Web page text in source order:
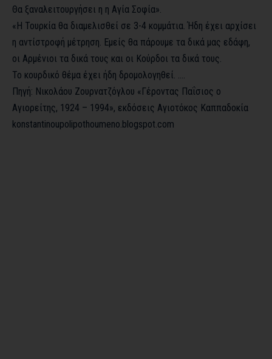
Θα ξαναλειτουργήσει η η Αγία Σοφία».
«Η Τουρκία θα διαμελισθεί σε 3-4 κομμάτια. Ήδη έχει αρχίσει
η αντίστροφή μέτρηση. Εμείς θα πάρουμε τα δικά μας εδάφη,
οι Αρμένιοι τα δικά τους και οι Κούρδοι τα δικά τους.
Το κουρδικό θέμα έχει ήδη δρομολογηθεί. ….
Πηγή: Νικολάου Ζουρνατζόγλου «Γέροντας Παΐσιος ο
Αγιορείτης, 1924 – 1994», εκδόσεις Αγιοτόκος Καππαδοκία
konstantinoupolipothoumeno.blogspot.com